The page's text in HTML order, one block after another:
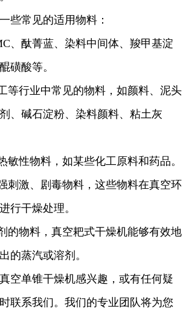
些常见的适用物料：
、酞菁蓝、染料中间体、羧甲基淀
磺酸等。
等行业中常见的物料，如颜料、泥头
、碱石淀粉、染料颜料、粘土灰
敏性物料，如某些化工原料和药品。
刺激、剧毒物料，这些物料在真空环
行干燥处理。
的物料，真空耙式干燥机能够有效地
的蒸汽或溶剂。
空单锥干燥机感兴趣，或有任何疑
联系我们。我们的专业团队将为您